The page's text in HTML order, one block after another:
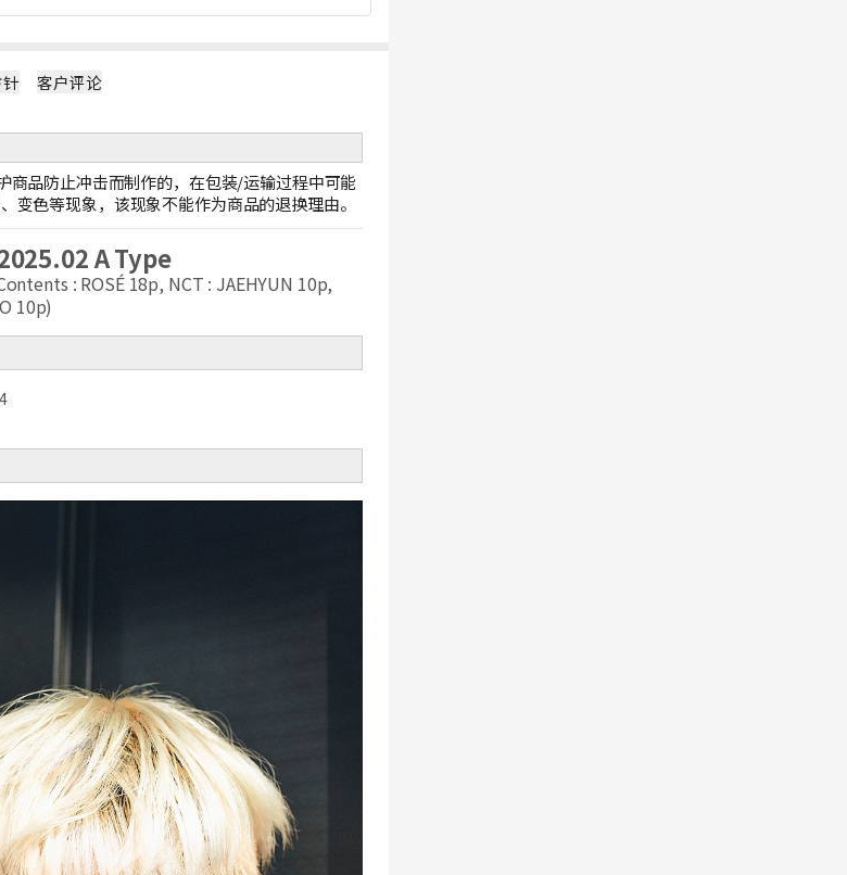
客户评论
商品防止冲击而制作的，在包装/运输过程中可能
变色等现象，该现象不能作为商品的退换理由。
A Type
: ROSÉ 18p, NCT : JAEHYUN 10p,
10p)